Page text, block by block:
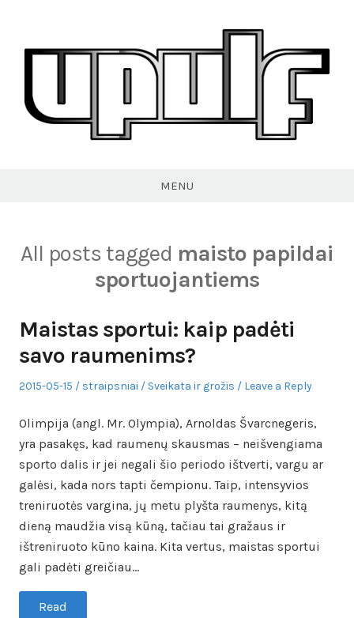
content
MENU
All posts tagged maisto papildai
sportuojantiems
Maistas sportui: kaip padėti
savo raumenims?
Posted
2015-05-15 Author
straipsniai
Posted
Sveikata ir grožis Leave a Reply
Olimpija (angl. Mr. Olympia), Arnoldas Švarcnegeris,
yra pasakęs, kad raumenų skausmas – neišvengiama
sporto dalis ir jei negali šio periodo ištverti, vargu ar
galėsi, kada nors tapti čempionu. Taip, intensyvios
treniruotės vargina, jų metu plyšta raumenys, kitą
dieną maudžia visą kūną, tačiau tai gražaus ir
ištreniruoto kūno kaina. Kita vertus, maistas sportui
gali padėti greičiau…
Read